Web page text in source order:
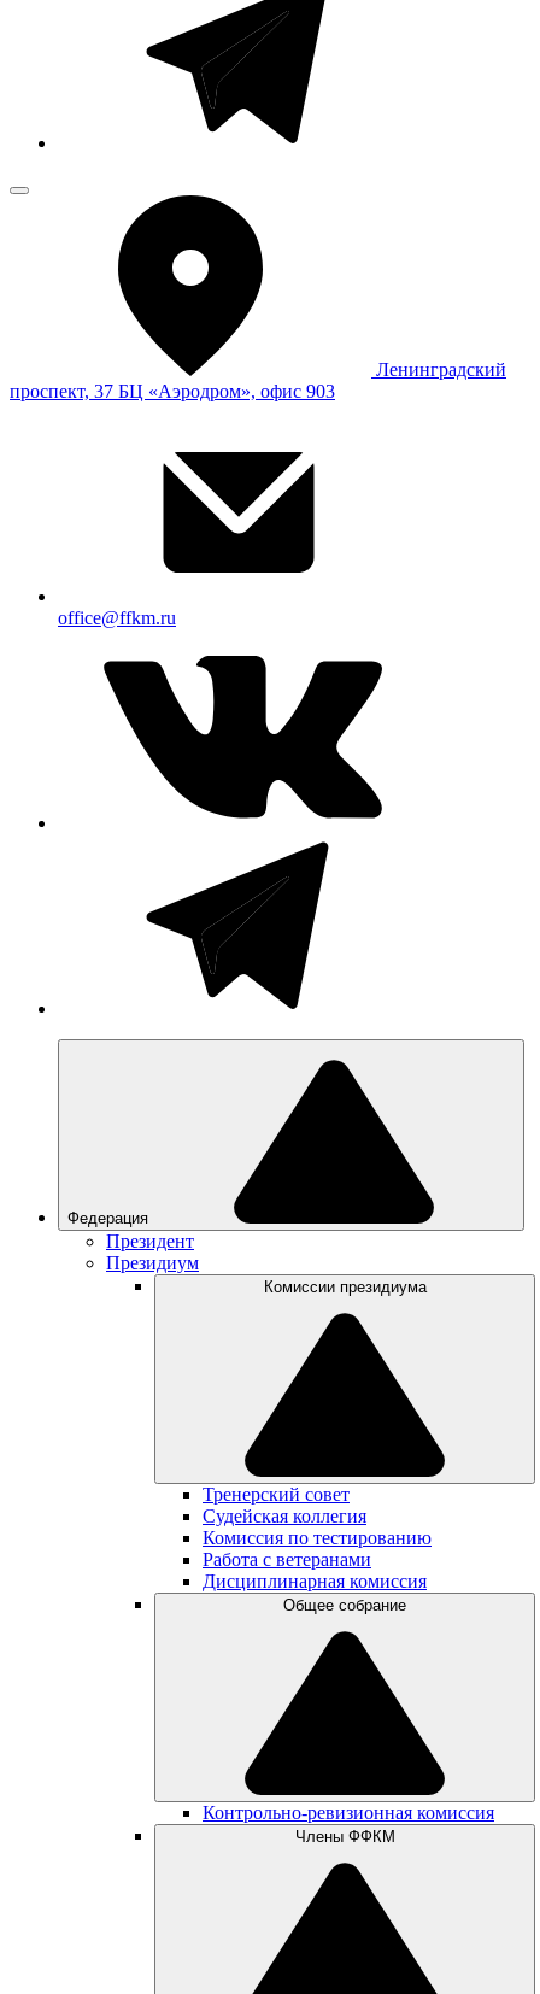
Ленинградский
проспект, 37 БЦ «Аэродром», офис 903
office@ffkm.ru
Федерация
Президент
Президиум
Комиссии президиума
Тренерский совет
Судейская коллегия
Комиссия по тестированию
Работа с ветеранами
Дисциплинарная комиссия
Общее собрание
Контрольно-ревизионная комиссия
Члены ФФКМ